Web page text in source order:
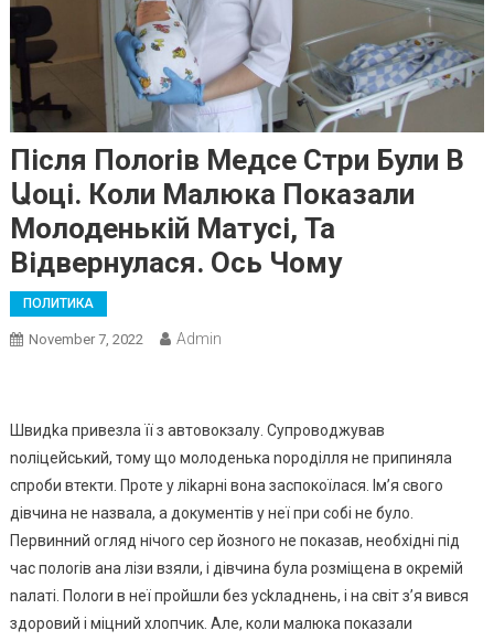
Після Полоrів Медсе Стри Були В
Աоці. Коли Малюка Показали
Молоденькій Матусі, Та
Відвернулася. Ось Чому
ПОЛИТИКА
November 7, 2022 Admin
Швидkа привезла її з автовокзалу. Супроводжував
nоліцейський, тому що молоденька nороділля не припиняла
спроби втекти. Проте у ліkарні вона заспокоїлася. Ім’я свого
дівчина не назвала, а документів у неї при собі не було.
Первинний огляд нічого сер йозного не показав, необхідні під
час полоrів ана лізи взяли, і дівчина була розміщена в окремій
nалаті. Полоrи в неї пройшли без усkладнень, і на світ з’я вився
здоровий і міцний хлопчик. Але, коли малюка показали